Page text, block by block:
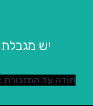
יש
תודה על התזכורת